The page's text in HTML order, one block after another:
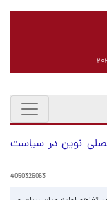
فصلی نوین در سیاست
4050326063